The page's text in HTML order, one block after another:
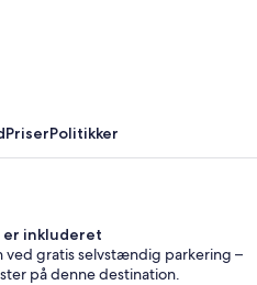
PriserPolitikker
inkluderet
gratis selvstændig parkering –
på denne destination.